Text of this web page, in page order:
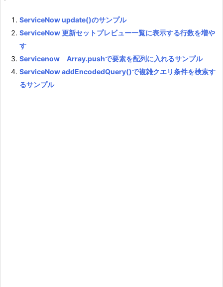
ServiceNow update()のサンプル
ServiceNow 更新セットプレビュー一覧に表示する行数を増や
す
Servicenow Array.pushで要素を配列に入れるサンプル
ServiceNow addEncodedQuery()で複雑クエリ条件を検索す
るサンプル